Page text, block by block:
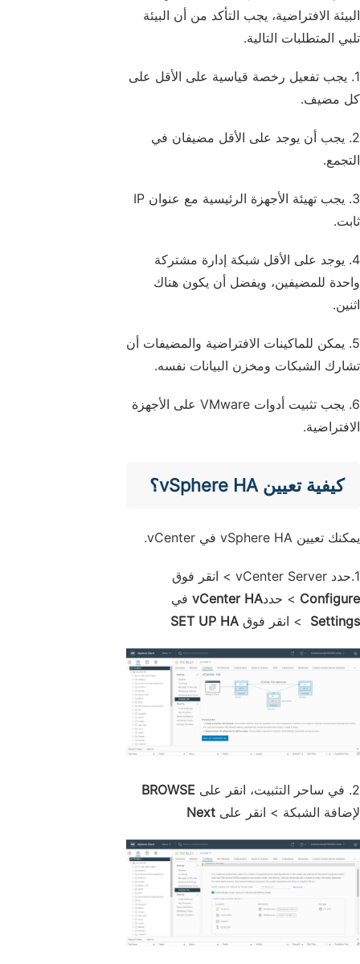
البيئة الافتراضية، يجب التأكد من أن البيئة
تلبي المتطلبات التالية.
1. يجب تفعيل رخصة قياسية على الأقل على
كل مضيف.
2. يجب أن يوجد على الأقل مضيفان في
التجمع.
3. يجب تهيئة الأجهزة الرئيسية مع عنوان IP
ثابت.
4. يوجد على الأقل شبكة إدارة مشتركة
واحدة للمضيفين، ويفضل أن يكون هناك
اثنين.
5. يمكن للماكينات الافتراضية والمضيفات أن
تشارك الشبكات ومخزن البيانات نفسه.
6. يجب تثبيت أدوات VMware على الأجهزة
الافتراضية.
كيفية تعيين vSphere HA؟
يمكنك تعيين vSphere HA في vCenter.
1.حدد vCenter Server > انقر فوق
Configure > حددvCenter HA في
Settings
> انقر فوق SET UP HA
2. في ساحر التثبيت، انقر على
BROWSE
لإضافة الشبكة > انقر على Next